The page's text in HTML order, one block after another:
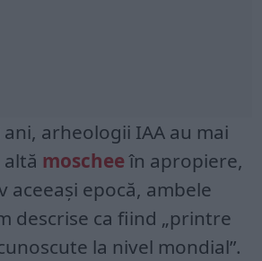
arheologii IAA au mai
altă moscheeîn apropiere,
aceeași epocă, ambele
descrise ca fiind „printre
la nivel mondial”.